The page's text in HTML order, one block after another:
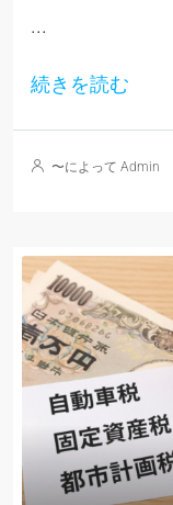
...
続きを読む
〜によって Admin